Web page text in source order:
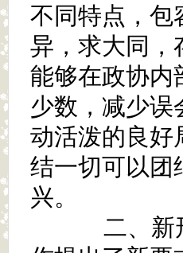
不同特点，包
异，求大同，
能够在政协内
少数，减少误
动活泼的良好
结一切可以团
兴。
二、新形